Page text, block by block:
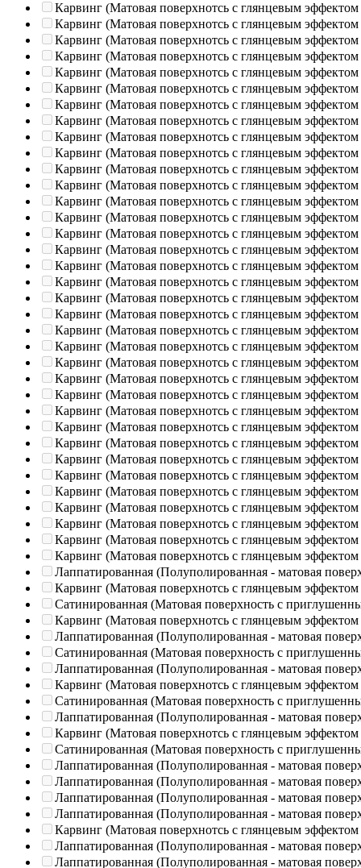
Карвинг (Матовая поверхнотсь с глянцевым эффектом
Карвинг (Матовая поверхнотсь с глянцевым эффектом
Карвинг (Матовая поверхнотсь с глянцевым эффектом
Карвинг (Матовая поверхнотсь с глянцевым эффектом
Карвинг (Матовая поверхнотсь с глянцевым эффектом
Карвинг (Матовая поверхнотсь с глянцевым эффектом
Карвинг (Матовая поверхнотсь с глянцевым эффектом
Карвинг (Матовая поверхнотсь с глянцевым эффектом
Карвинг (Матовая поверхнотсь с глянцевым эффектом
Карвинг (Матовая поверхнотсь с глянцевым эффектом
Карвинг (Матовая поверхнотсь с глянцевым эффектом
Карвинг (Матовая поверхнотсь с глянцевым эффектом
Карвинг (Матовая поверхнотсь с глянцевым эффектом
Карвинг (Матовая поверхнотсь с глянцевым эффектом
Карвинг (Матовая поверхнотсь с глянцевым эффектом
Карвинг (Матовая поверхнотсь с глянцевым эффектом
Карвинг (Матовая поверхнотсь с глянцевым эффектом
Карвинг (Матовая поверхнотсь с глянцевым эффектом
Карвинг (Матовая поверхнотсь с глянцевым эффектом
Карвинг (Матовая поверхнотсь с глянцевым эффектом
Карвинг (Матовая поверхнотсь с глянцевым эффектом
Карвинг (Матовая поверхнотсь с глянцевым эффектом
Карвинг (Матовая поверхнотсь с глянцевым эффектом
Карвинг (Матовая поверхнотсь с глянцевым эффектом
Карвинг (Матовая поверхнотсь с глянцевым эффектом
Карвинг (Матовая поверхнотсь с глянцевым эффектом
Карвинг (Матовая поверхнотсь с глянцевым эффектом
Карвинг (Матовая поверхнотсь с глянцевым эффектом
Карвинг (Матовая поверхнотсь с глянцевым эффектом
Карвинг (Матовая поверхнотсь с глянцевым эффектом
Карвинг (Матовая поверхнотсь с глянцевым эффектом
Карвинг (Матовая поверхнотсь с глянцевым эффектом
Карвинг (Матовая поверхнотсь с глянцевым эффектом
Карвинг (Матовая поверхнотсь с глянцевым эффектом
Карвинг (Матовая поверхнотсь с глянцевым эффектом
Лаппатированная (Полуполированная - матовая
Карвинг (Матовая поверхнотсь с глянцевым эффектом
Сатинированная (Матовая поверхность с
Карвинг (Матовая поверхнотсь с глянцевым эффектом
Лаппатированная (Полуполированная - матовая
Сатинированная (Матовая поверхность с
Лаппатированная (Полуполированная - матовая
Карвинг (Матовая поверхнотсь с глянцевым эффектом
Сатинированная (Матовая поверхность с
Лаппатированная (Полуполированная - матовая
Карвинг (Матовая поверхнотсь с глянцевым эффектом
Сатинированная (Матовая поверхность с
Лаппатированная (Полуполированная - матовая
Лаппатированная (Полуполированная - матовая
Лаппатированная (Полуполированная - матовая
Лаппатированная (Полуполированная - матовая
Карвинг (Матовая поверхнотсь с глянцевым эффектом
Лаппатированная (Полуполированная - матовая
Лаппатированная (Полуполированная - матовая